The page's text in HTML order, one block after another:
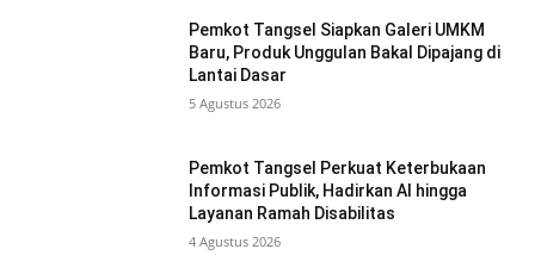
Pemkot Tangsel Siapkan Galeri UMKM
Baru, Produk Unggulan Bakal Dipajang di
Lantai Dasar
5 Agustus 2026
Pemkot Tangsel Perkuat Keterbukaan
Informasi Publik, Hadirkan AI hingga
Layanan Ramah Disabilitas
4 Agustus 2026